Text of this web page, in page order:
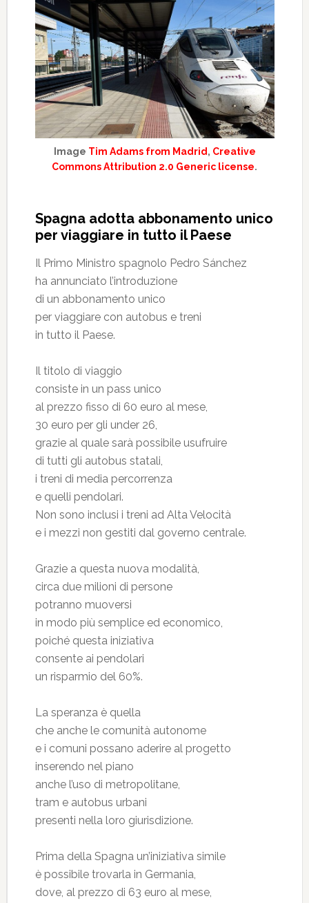
Image Tim Adams from Madrid, Creative
Commons Attribution 2.0 Generic license.
Spagna adotta abbonamento unico
per viaggiare in tutto il Paese
Il Primo Ministro spagnolo Pedro Sánchez
ha annunciato l’introduzione
di un abbonamento unico
per viaggiare con autobus e treni
in tutto il Paese.
Il titolo di viaggio
consiste in un pass unico
al prezzo fisso di 60 euro al mese,
30 euro per gli under 26,
grazie al quale sarà possibile usufruire
di tutti gli autobus statali,
i treni di media percorrenza
e quelli pendolari.
Non sono inclusi i treni ad Alta Velocità
e i mezzi non gestiti dal governo centrale.
Grazie a questa nuova modalità,
circa due milioni di persone
potranno muoversi
in modo più semplice ed economico,
poiché questa iniziativa
consente ai pendolari
un risparmio del 60%.
La speranza è quella
che anche le comunità autonome
e i comuni possano aderire al progetto
inserendo nel piano
anche l’uso di metropolitane,
tram e autobus urbani
presenti nella loro giurisdizione.
Prima della Spagna un’iniziativa simile
è possibile trovarla in Germania,
dove, al prezzo di 63 euro al mese,